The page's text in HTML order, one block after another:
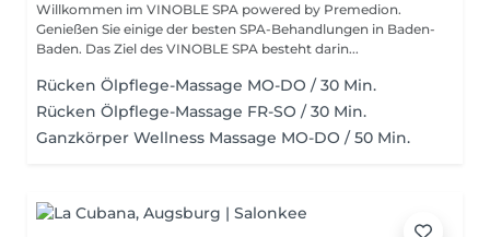
Willkommen im VINOBLE SPA powered by Premedion.
Genießen Sie einige der besten SPA-Behandlungen in Baden-
Baden. Das Ziel des VINOBLE SPA besteht darin...
Rücken Ölpflege-Massage MO-DO / 30 Min.
Rücken Ölpflege-Massage FR-SO / 30 Min.
Ganzkörper Wellness Massage MO-DO / 50 Min.